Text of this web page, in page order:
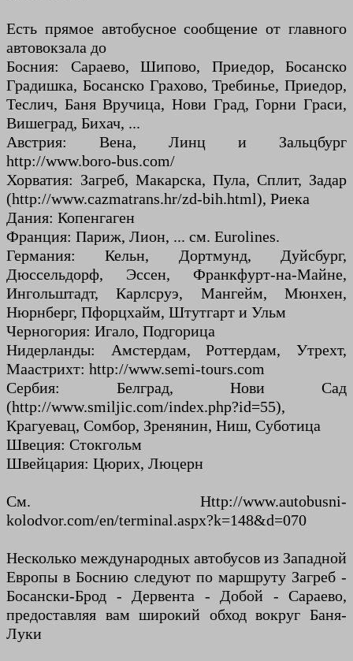
Есть прямое автобусное сообщение от главного
автовокзала до
Босния: Сараево, Шипово, Приедор, Босанско
Градишка, Босанско Грахово, Требинье, Приедор,
Теслич, Баня Вручица, Нови Град, Горни Граси,
Вишеград, Бихач, ...
Австрия: Вена, Линц и Зальцбург
http://www.boro-bus.com/
Хорватия: Загреб, Макарска, Пула, Сплит, Задар
(http://www.cazmatrans.hr/zd-bih.html), Риека
Дания: Копенгаген
Франция: Париж, Лион, ... см. Eurolines.
Германия: Кельн, Дортмунд, Дуйсбург,
Дюссельдорф, Эссен, Франкфурт-на-Майне,
Ингольштадт, Карлсруэ, Мангейм, Мюнхен,
Нюрнберг, Пфорцхайм, Штутгарт и Ульм
Черногория: Игало, Подгорица
Нидерланды: Амстердам, Роттердам, Утрехт,
Маастрихт: http://www.semi-tours.com
Сербия: Белград, Нови Сад
(http://www.smiljic.com/index.php?id=55),
Крагуевац, Сомбор, Зренянин, Ниш, Суботица
Швеция: Стокгольм
Швейцария: Цюрих, Люцерн
См. Http://www.autobusni-
kolodvor.com/en/terminal.aspx?k=148&d=070
Несколько международных автобусов из Западной
Европы в Боснию следуют по маршруту Загреб -
Босански-Брод - Дервента - Добой - Сараево,
предоставляя вам широкий обход вокруг Баня-
Луки